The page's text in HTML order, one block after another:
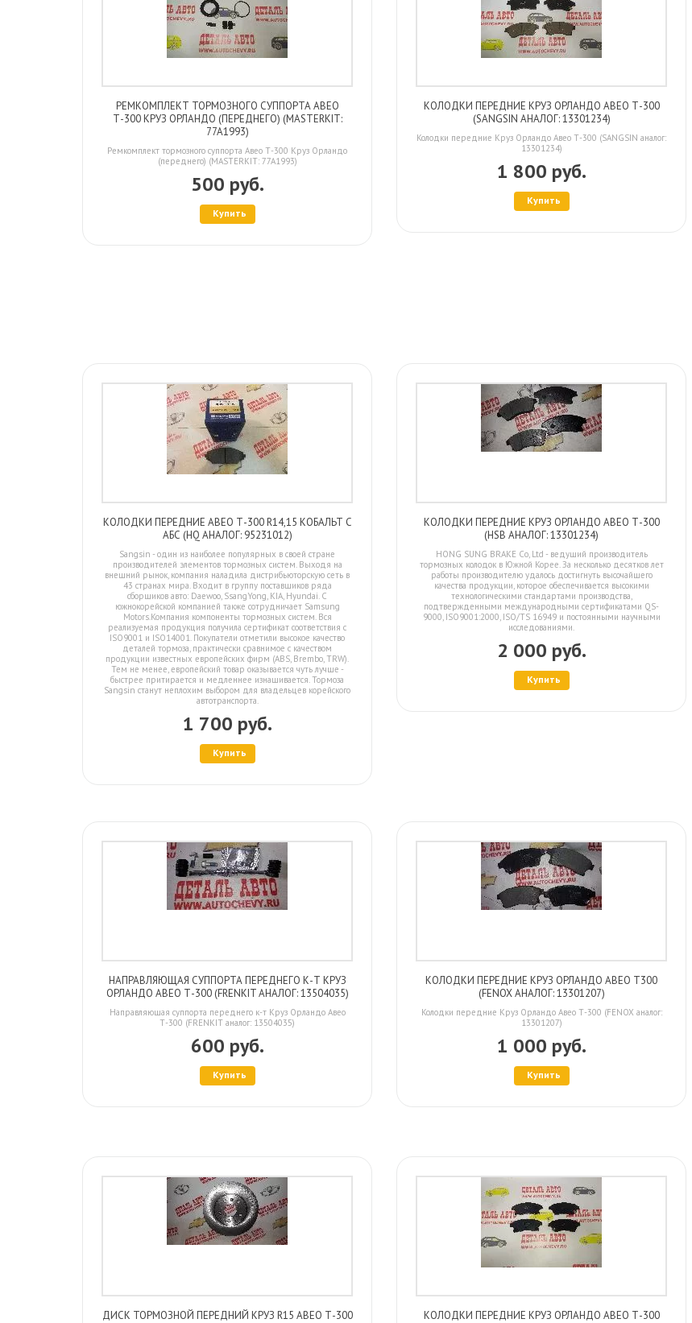
РЕМКОМПЛЕКТ ТОРМОЗНОГО СУППОРТА АВЕО
Т-300 КРУЗ ОРЛАНДО (ПЕРЕДНЕГО) (MASTERKIT:
77A1993)
Ремкомплект тормозного суппорта Авео Т-300 Круз Орландо
(переднего) (MASTERKIT: 77A1993)
500 руб.
Купить
КОЛОДКИ ПЕРЕДНИЕ КРУЗ ОРЛАНДО АВЕО Т-300
(SANGSIN АНАЛОГ: 13301234)
Колодки передние Круз Орландо Авео Т-300 (SANGSIN аналог:
13301234)
1 800 руб.
Купить
КОЛОДКИ ПЕРЕДНИЕ АВЕО Т-300 R14,15 КОБАЛЬТ С
АБС (HQ АНАЛОГ: 95231012)
Sangsin - один из наиболее популярных в своей стране
производителей элементов тормозных систем. Выходя на
внешний рынок, компания наладила дистрибьюторскую сеть в
43 странах мира. Входит в группу поставщиков ряда
сборщиков авто: Daewoo, SsangYong, KIA, Hyundai. С
южнокорейской компанией также сотрудничает Samsung
Motors.Компания компоненты тормозных систем. Вся
реализуемая продукция получила сертификат соответствия с
ISO9001 и ISO14001. Покупатели отметили высокое качество
деталей тормоза, практически сравнимое с качеством
продукции известных европейских фирм (ABS, Brembo, TRW).
Тем не менее, европейский товар оказывается чуть лучше -
быстрее притирается и медленнее изнашивается. Тормоза
Sangsin станут неплохим выбором для владельцев корейского
автотранспорта.
1 700 руб.
Купить
КОЛОДКИ ПЕРЕДНИЕ КРУЗ ОРЛАНДО АВЕО Т-300
(HSB АНАЛОГ: 13301234)
HONG SUNG BRAKE Co, Ltd - ведущий производитель
тормозных колодок в Южной Корее. За несколько десятков лет
работы производителю удалось достигнуть высочайшего
качества продукции, которое обеспечивается высокими
технологическими стандартами производства,
подтвержденными международными сертификатами QS-
9000, ISO9001:2000, ISO/TS 16949 и постоянными научными
исследованиями.
2 000 руб.
Купить
НАПРАВЛЯЮЩАЯ СУППОРТА ПЕРЕДНЕГО К-Т КРУЗ
ОРЛАНДО АВЕО Т-300 (FRENKIT АНАЛОГ: 13504035)
Направляющая суппорта переднего к-т Круз Орландо Авео
Т-300 (FRENKIT аналог: 13504035)
600 руб.
Купить
КОЛОДКИ ПЕРЕДНИЕ КРУЗ ОРЛАНДО АВЕО Т300
(FENOX АНАЛОГ: 13301207)
Колодки передние Круз Орландо Авео Т-300 (FENOX аналог:
13301207)
1 000 руб.
Купить
ДИСК ТОРМОЗНОЙ ПЕРЕДНИЙ КРУЗ R15 АВЕО Т-300
КОЛОДКИ ПЕРЕДНИЕ КРУЗ ОРЛАНДО АВЕО Т-300